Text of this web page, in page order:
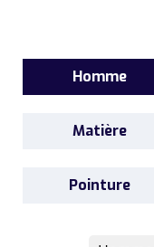
Homme
Matière
Pointure